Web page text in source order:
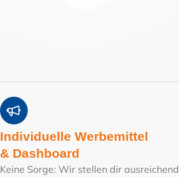
Individuelle Werbemittel
& Dashboard
Keine Sorge: Wir stellen dir ausreichend